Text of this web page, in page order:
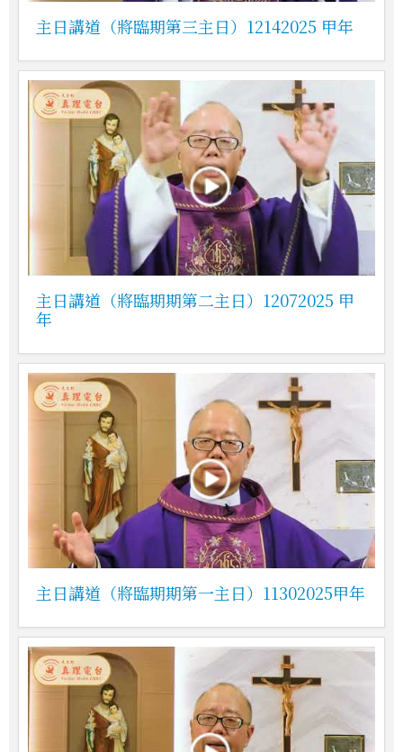
主日講道（將臨期第三主日）12142025 甲年
主日講道（將臨期期第二主日）12072025 甲
年
主日講道（將臨期期第一主日）11302025甲年